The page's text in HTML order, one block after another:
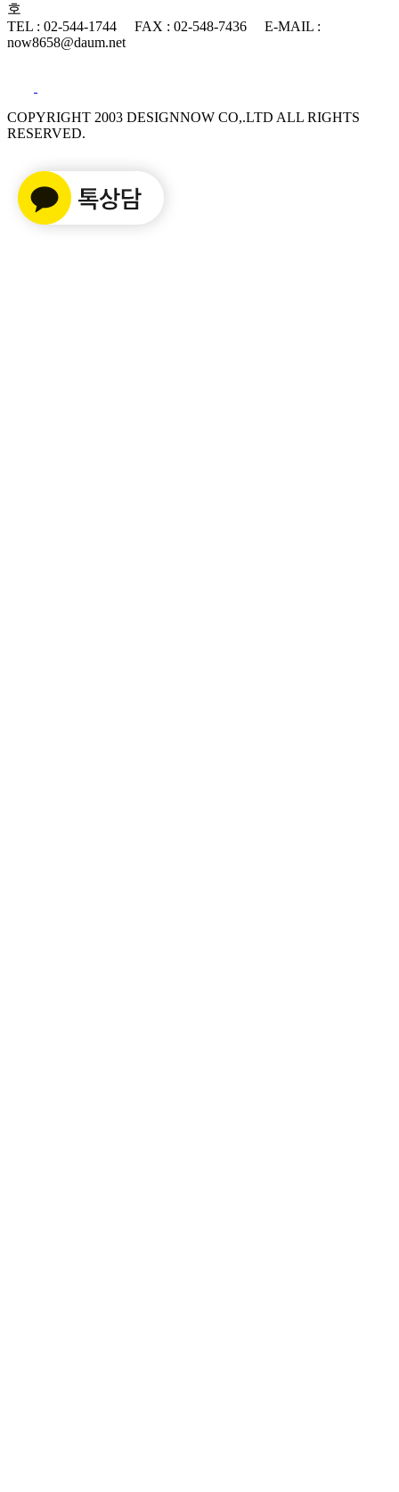
호
TEL : 02-544-1744
FAX : 02-548-7436
E-MAIL :
now8658@daum.net
COPYRIGHT 2003 DESIGNNOW CO,.LTD ALL RIGHTS
RESERVED.